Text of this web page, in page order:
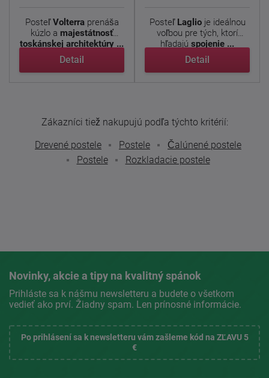
PosteľVolterraprenáša
kúzlo a majestátnosť
toskánskej architektúry ...
Detail
Posteľ Laglioje ideálnou
voľbou pre tých, ktorí
hľadajú spojenie ...
Detail
Zákazníci tiež nakupujú podľa týchto kritérií:
Drevené postele
Postele
Čalúnené postele
Postele
Rozkladacie postele
Novinky, akcie a tipy na kvalitný spánok
Prihláste sa k nášmu newsletteru a budete o všetkom
vedieť ako prví. Žiadny spam. Len prínosné informácie.
Po prihlásení sa k newsletteru vám zašleme kód na ZĽAVU 5
€